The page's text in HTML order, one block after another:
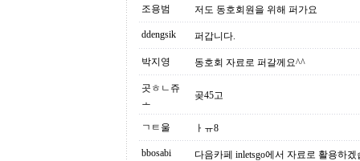
조용범 저도 동호회원을 위해 퍼가요
ddengsik 퍼갑니다.
박지영 동호회 자료로 퍼갈께요^^
곳ㅎㄴ쥬
ㅗ
곶45고
ㄱㅌ울 ㅏㅠ8
bbosabi
다음카페 inletsgo에서 자료로 활용하